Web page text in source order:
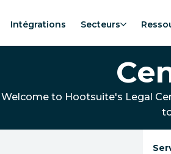
Intégrations Secteurs
Welcome to Hootsuite's Legal